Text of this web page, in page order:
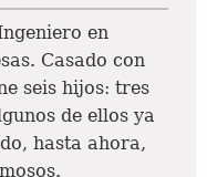
en
Casado con
seis hijos: tres
de ellos ya
hasta ahora,